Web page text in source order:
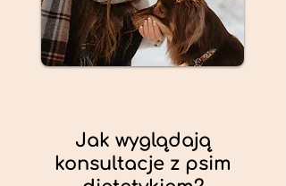
Jak wyglądają
konsultacje z psim